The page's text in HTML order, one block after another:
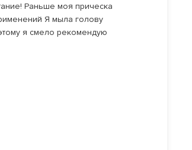
Раньше моя прическа
Я мыла голову
я смело рекомендую